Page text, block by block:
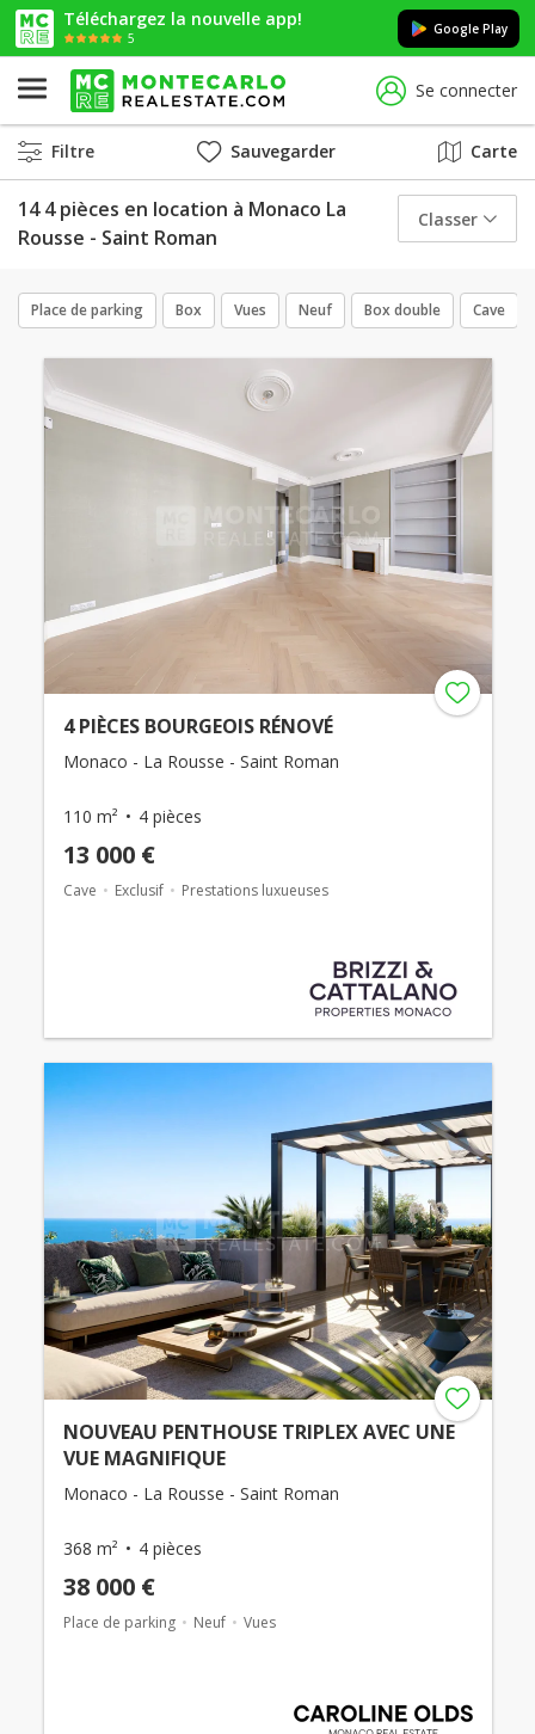
Téléchargez la nouvelle app!
5
Google Play
Se connecter
Filtre Sauvegarder Carte
14 4 pièces en location à Monaco La
Rousse - Saint Roman
Classer
Place de parking Box Vues Neuf Box double Cave
4 PIÈCES BOURGEOIS RÉNOVÉ
Monaco - La Rousse - Saint Roman
110 m² 4 pièces
13 000 €
Cave Exclusif Prestations luxueuses
NOUVEAU PENTHOUSE TRIPLEX AVEC UNE
VUE MAGNIFIQUE
Monaco - La Rousse - Saint Roman
368 m² 4 pièces
38 000 €
Place de parking Neuf Vues